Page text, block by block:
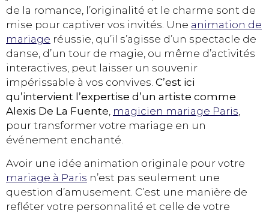
de la romance, l’originalité et le charme sont de
mise pour captiver vos invités. Une animation de
mariage réussie, qu’il s’agisse d’un spectacle de
danse, d’un tour de magie, ou même d’activités
interactives, peut laisser un souvenir
impérissable à vos convives. C’est ici
qu’intervient l’expertise d’un artiste comme
Alexis De La Fuente, magicien mariage Paris,
pour transformer votre mariage en un
événement enchanté.
Avoir une idée animation originale pour votre
mariage à Paris n’est pas seulement une
question d’amusement. C’est une manière de
refléter votre personnalité et celle de votre